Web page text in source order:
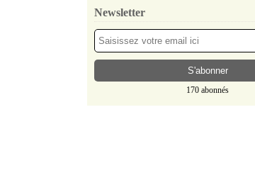
Newsletter
170 abonnés